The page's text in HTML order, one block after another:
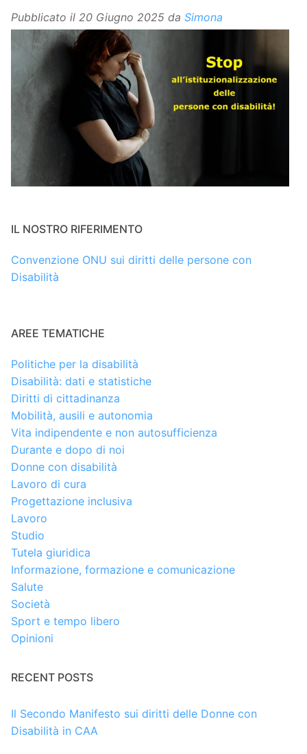
Pubblicato il 20 Giugno 2025 da Simona
IL NOSTRO RIFERIMENTO
Convenzione ONU sui diritti delle persone con
Disabilità
AREE TEMATICHE
Politiche per la disabilità
Disabilità: dati e statistiche
Diritti di cittadinanza
Mobilità, ausili e autonomia
Vita indipendente e non autosufficienza
Durante e dopo di noi
Donne con disabilità
Lavoro di cura
Progettazione inclusiva
Lavoro
Studio
Tutela giuridica
Informazione, formazione e comunicazione
Salute
Società
Sport e tempo libero
Opinioni
RECENT POSTS
Il Secondo Manifesto sui diritti delle Donne con
Disabilità in CAA